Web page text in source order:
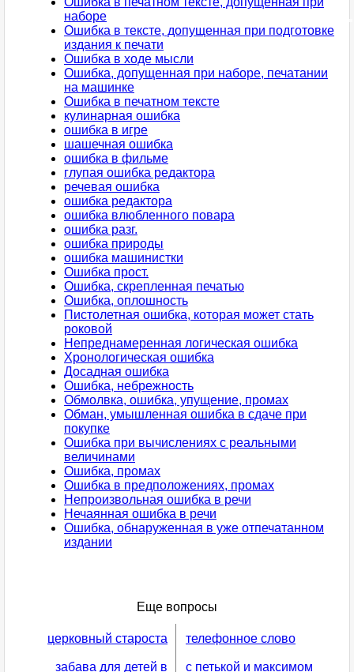
наборе
Ошибка в тексте, допущенная при подготовке
издания к печати
Ошибка в ходе мысли
Ошибка, допущенная при наборе, печатании
на машинке
Ошибка в печатном тексте
кулинарная ошибка
ошибка в игре
шашечная ошибка
ошибка в фильме
глупая ошибка редактора
речевая ошибка
ошибка редактора
ошибка влюбленного повара
ошибка разг.
ошибка природы
ошибка машинистки
Ошибка прост.
Ошибка, скрепленная печатью
Ошибка, оплошность
Пистолетная ошибка, которая может стать
роковой
Непреднамеренная логическая ошибка
Хронологическая ошибка
Досадная ошибка
Ошибка, небрежность
Обмолвка, ошибка, упущение, промах
Обман, умышленная ошибка в сдаче при
покупке
Ошибка при вычислениях с реальными
величинами
Ошибка, промах
Ошибка в предположениях, промах
Непроизвольная ошибка в речи
Нечаянная ошибка в речи
Ошибка, обнаруженная в уже отпечатанном
издании
Еще вопросы
церковный староста
забава для детей в
телефонное слово
с петькой и максимом